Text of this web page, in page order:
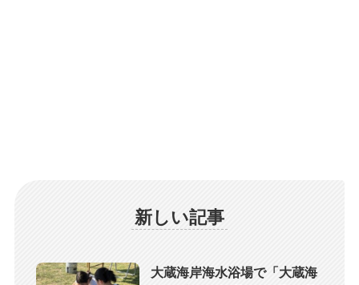
新しい記事
大蔵海岸海水浴場で「大蔵海